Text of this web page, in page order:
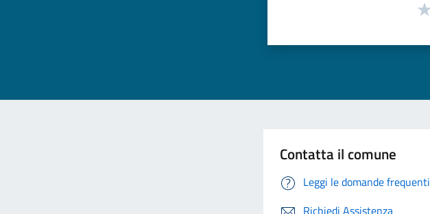
Contatta il comune
Leggi le domande frequenti
Richiedi Assistenza